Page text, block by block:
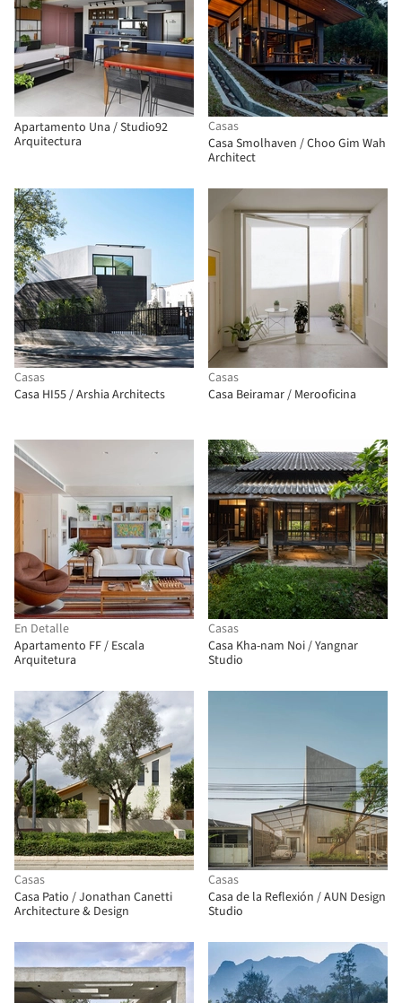
Apartamento Una / Studio92
Arquitectura
Casas
Casa Smolhaven / Choo Gim Wah
Architect
Casas
Casa HI55 / Arshia Architects
Casas
Casa Beiramar / Merooficina
En Detalle
Apartamento FF / Escala
Arquitetura
Casas
Casa Kha-nam Noi / Yangnar
Studio
Casas
Casa Patio / Jonathan Canetti
Architecture & Design
Casas
Casa de la Reflexión / AUN Design
Studio